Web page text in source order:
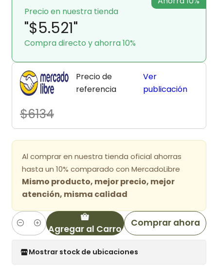
Precio en nuestra tienda
"$5.521"
Compra directo y ahorra 10%
Precio de
referencia
$6134
Ver
publicación
Al comprar en nuestra tienda oficial ahorras
hasta un 10% comparado con MercadoLibre
Mismo producto, mejor precio, mejor
atención, misma calidad
Cantidad Agregar al Carro
Comprar ahora
Mostrar stock de ubicaciones